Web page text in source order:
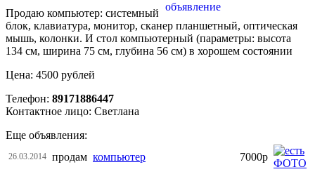
Продаю компьютер: системный
блок, клавиатура, монитор, сканер планшетный, оптическая
мышь, колонки. И стол компьютерный (параметры: высота
134 см, ширина 75 см, глубина 56 см) в хорошем состоянии
Цена: 4500 рублей
Телефон: 89171886447
Контактное лицо: Светлана
Еще объявления:
26.03.2014 продам компьютер 7000р